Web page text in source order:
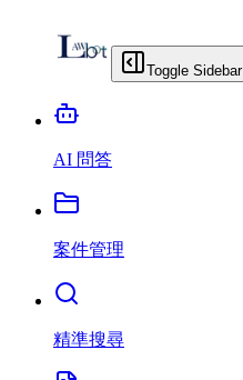
Toggle Sidebar
AI 問答
案件管理
精準搜尋